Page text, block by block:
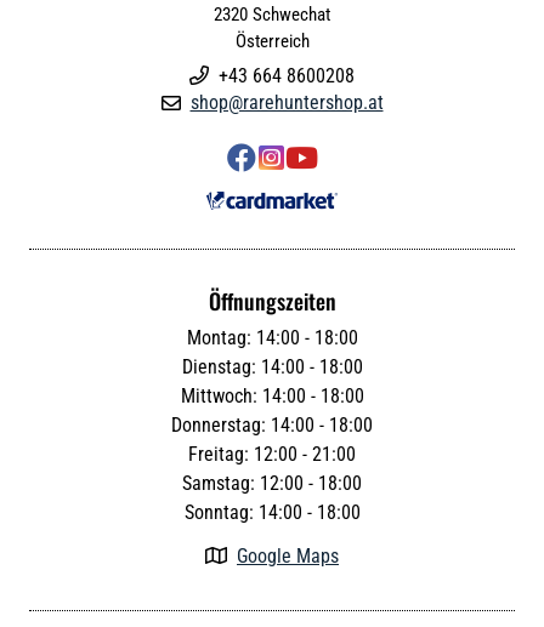
2320 Schwechat
Österreich
 +43 664 8600208
 shop@rarehuntershop.at

Öffnungszeiten
Montag: 14:00 - 18:00
Dienstag: 14:00 - 18:00
Mittwoch: 14:00 - 18:00
Donnerstag: 14:00 - 18:00
Freitag: 12:00 - 21:00
Samstag: 12:00 - 18:00
Sonntag: 14:00 - 18:00
 Google Maps